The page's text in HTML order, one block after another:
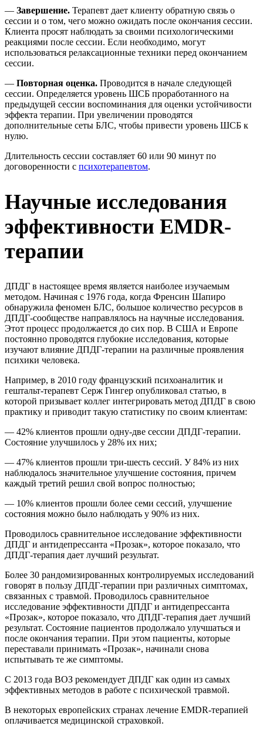
— Завершение. Терапевт дает клиенту обратную связь о
сессии и о том, чего можно ожидать после окончания сессии.
Клиента просят наблюдать за своими психологическими
реакциями после сессии. Если необходимо, могут
использоваться релаксационные техники перед окончанием
сессии.
— Повторная оценка. Проводится в начале следующей
сессии. Определяется уровень ШСБ проработанного на
предыдущей сессии воспоминания для оценки устойчивости
эффекта терапии. При увеличении проводятся
дополнительные сеты БЛС, чтобы привести уровень ШСБ к
нулю.
Длительность сессии составляет 60 или 90 минут по
договоренности с психотерапевтом.
Научные исследования
эффективности EMDR-
терапии
ДПДГ в настоящее время является наиболее изучаемым
методом. Начиная с 1976 года, когда Френсин Шапиро
обнаружила феномен БЛС, большое количество ресурсов в
ДПДГ-сообществе направлялось на научные исследования.
Этот процесс продолжается до сих пор. В США и Европе
постоянно проводятся глубокие исследования, которые
изучают влияние ДПДГ-терапии на различные проявления
психики человека.
Например, в 2010 году французский психоаналитик и
гештальт-терапевт Серж Гингер опубликовал статью, в
которой призывает коллег интегрировать метод ДПДГ в свою
практику и приводит такую статистику по своим клиентам:
— 42% клиентов прошли одну-две сессии ДПДГ-терапии.
Состояние улучшилось у 28% их них;
— 47% клиентов прошли три-шесть сессий. У 84% из них
наблюдалось значительное улучшение состояния, причем
каждый третий решил свой вопрос полностью;
— 10% клиентов прошли более семи сессий, улучшение
состояния можно было наблюдать у 90% из них.
Проводилось сравнительное исследование эффективности
ДПДГ и антидепрессанта «Прозак», которое показало, что
ДПДГ-терапия дает лучший результат.
Более 30 рандомизированных контролируемых исследований
говорят в пользу ДПДГ-терапии при различных симптомах,
связанных с травмой. Проводилось сравнительное
исследование эффективности ДПДГ и антидепрессанта
«Прозак», которое показало, что ДПДГ-терапия дает лучший
результат. Состояние пациентов продолжало улучшаться и
после окончания терапии. При этом пациенты, которые
переставали принимать «Прозак», начинали снова
испытывать те же симптомы.
С 2013 года ВОЗ рекомендует ДПДГ как один из самых
эффективных методов в работе с психической травмой.
В некоторых европейских странах лечение EMDR-терапией
оплачивается медицинской страховкой.